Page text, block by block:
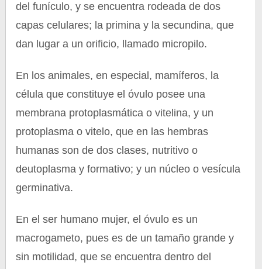
del funículo, y se encuentra rodeada de dos
capas celulares; la primina y la secundina, que
dan lugar a un orificio, llamado micropilo.
En los animales, en especial, mamíferos, la
célula que constituye el óvulo posee una
membrana protoplasmática o vitelina, y un
protoplasma o vitelo, que en las hembras
humanas son de dos clases, nutritivo o
deutoplasma y formativo; y un núcleo o vesícula
germinativa.
En el ser humano mujer, el óvulo es un
macrogameto, pues es de un tamaño grande y
sin motilidad, que se encuentra dentro del